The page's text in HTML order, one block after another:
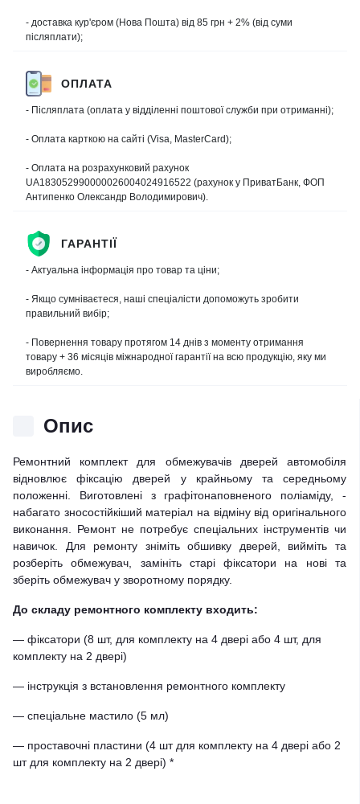
Опис
Ремонтний комплект для обмежувачів дверей автомобіля
відновлює фіксацію дверей у крайньому та середньому
положенні. Виготовлені з графітонаповненого поліаміду, -
набагато зносостійкіший матеріал на відміну від оригінального
виконання. Ремонт не потребує спеціальних інструментів чи
навичок. Для ремонту зніміть обшивку дверей, вийміть та
розберіть обмежувач, замініть старі фіксатори на нові та
зберіть обмежувач у зворотному порядку.
До складу ремонтного комплекту входить:
— фіксатори (8 шт, для комплекту на 4 двері або 4 шт, для
комплекту на 2 двері)
— інструкція з встановлення ремонтного комплекту
— спеціальне мастило (5 мл)
— проставочні пластини (4 шт для комплекту на 4 двері або 2
шт для комплекту на 2 двері) *
- доставка кур'єром (Нова Пошта) від 85 грн + 2% (від суми
післяплати);
ОПЛАТА
- Післяплата (оплата у відділенні поштової служби при отриманні);
- Оплата карткою на сайті (Visa, MasterCard);
- Оплата на розрахунковий рахунок
UA183052990000026004024916522 (рахунок у ПриватБанк, ФОП
Антипенко Олександр Володимирович).
ГАРАНТІЇ
- Актуальна інформація про товар та ціни;
- Якщо сумніваєтеся, наші спеціалісти допоможуть зробити
правильний вибір;
- Повернення товару протягом 14 днів з моменту отримання
товару + 36 місяців міжнародної гарантії на всю продукцію, яку ми
виробляємо.